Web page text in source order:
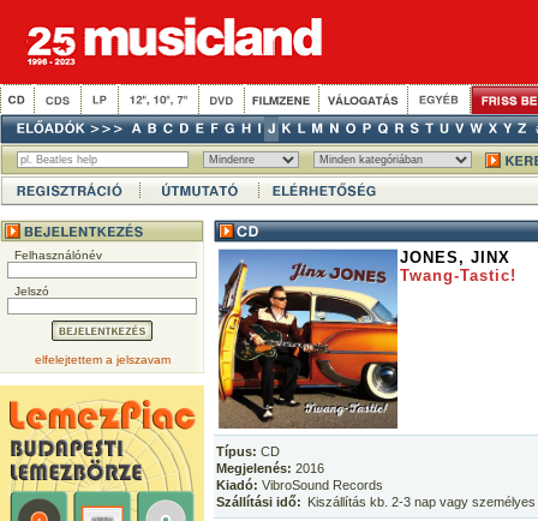
Felhasználónév
Jelszó
elfelejtettem a jelszavam
JONES, JINX
Twang-Tastic!
Típus: CD
Megjelenés: 2016
Kiadó: VibroSound Records
Szállítási idő: Kiszállítás kb. 2-3 nap vagy